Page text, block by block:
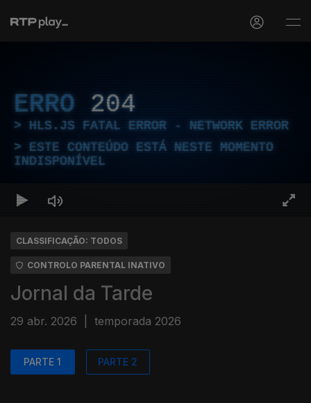
ERRO 204
HLS.JS FATAL ERROR - NETWORK ERROR
ESTE CONTEÚDO ESTÁ NESTE MOMENTO
INDISPONÍVEL
CLASSIFICAÇÃO: TODOS
CONTROLO PARENTAL INATIVO
Jornal da Tarde
29 abr. 2026 temporada 2026
PARTE 1 PARTE 2